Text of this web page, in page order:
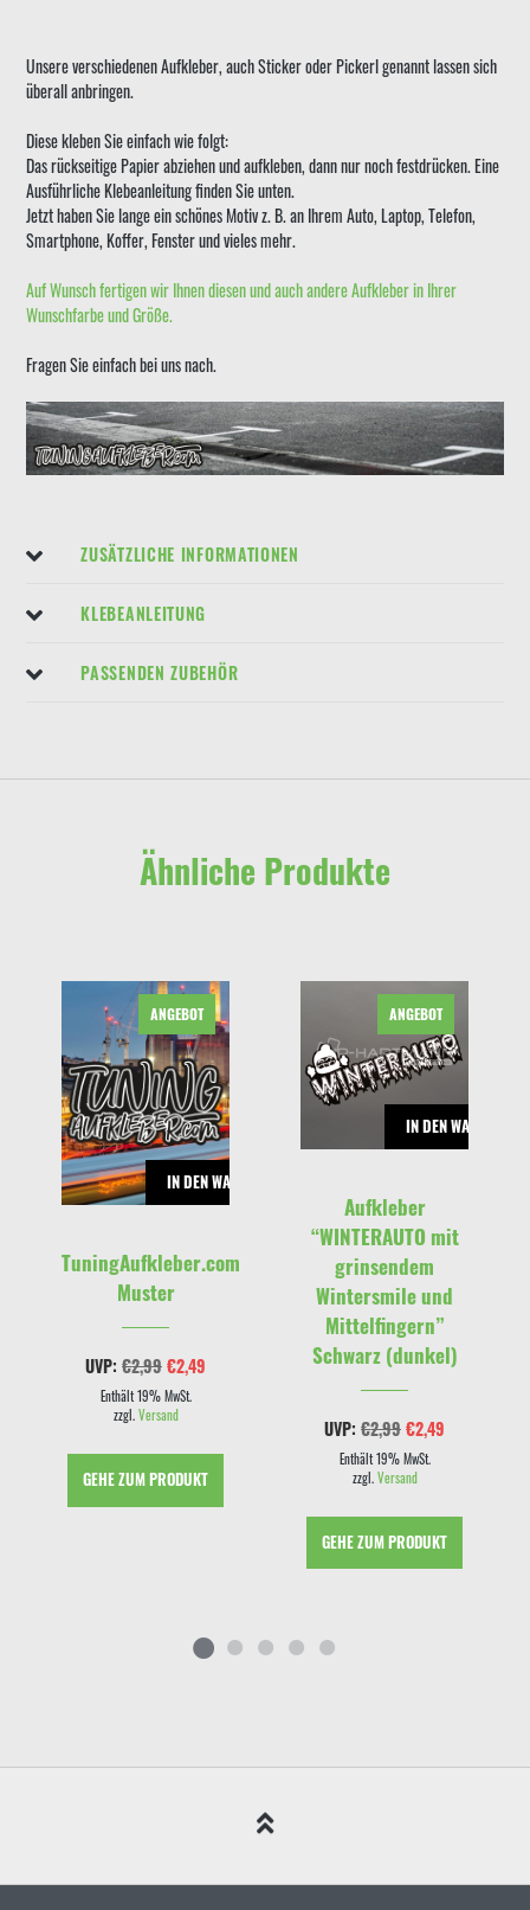
Unsere verschiedenen Aufkleber, auch Sticker oder Pickerl genannt lassen sich
überall anbringen.
Diese kleben Sie einfach wie folgt:
Das rückseitige Papier abziehen und aufkleben, dann nur noch festdrücken. Eine
Ausführliche Klebeanleitung finden Sie unten.
Jetzt haben Sie lange ein schönes Motiv z. B. an Ihrem Auto, Laptop, Telefon,
Smartphone, Koffer, Fenster und vieles mehr.
Auf Wunsch fertigen wir Ihnen diesen und auch andere Aufkleber in Ihrer
Wunschfarbe und Größe.
Fragen Sie einfach bei uns nach.
ZUSÄTZLICHE INFORMATIONEN
KLEBEANLEITUNG
PASSENDEN ZUBEHÖR
Ähnliche Produkte
IN DEN WARENKORB
ANGEBOT
TuningAufkleber.com
Muster
UVP: €2,99Ursprünglicher
Preis
war:
€2,99
€2,49
Enthält 19% MwSt.
zzgl.Versand
GEHE ZUM PRODUKT
IN DEN
ANGEBOT
Aufkleber
“WINTERAUTO mit
grinsendem
Wintersmile und
Mittelfingern”
Schwarz (dunkel)
UVP: €2,99Ursprünglicher
Preis
war:
€2,99
€2,49
Enthält 19% MwSt.
zzgl.Versand
GEHE ZUM PRODUKT